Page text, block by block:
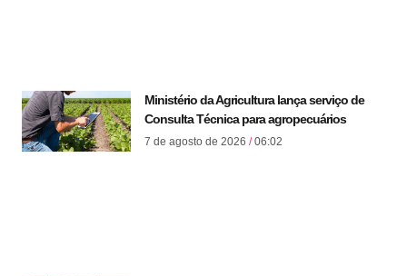
Ministério da Agricultura lança serviço de
Consulta Técnica para agropecuários
7 de agosto de 2026 06:02